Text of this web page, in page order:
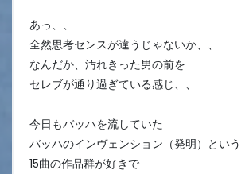
あっ、、
全然思考センスが違うじゃないか、、
なんだか、汚れきった男の前を
セレブが通り過ぎている感じ、、
今日もバッハを流していた
バッハのインヴェンション（発明）という
15曲の作品群が好きで